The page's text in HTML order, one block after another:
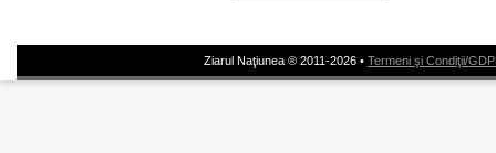
Ziarul Naţiunea ® 2011-2026 • Termeni şi Condiţii/